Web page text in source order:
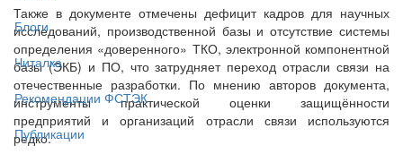
Блоги
Читалка
Рекомендации ФСТЭК
Публикации
Также в документе отмечены дефицит кадров для научных
исследований, производственной базы и отсутствие системы
определения «доверенного» ТКО, электронной компонентной
базы (ЭКБ) и ПО, что затрудняет переход отрасли связи на
отечественные разработки. По мнению авторов документа,
инструменты практической оценки защищённости
предприятий и организаций отрасли связи используются
редко.